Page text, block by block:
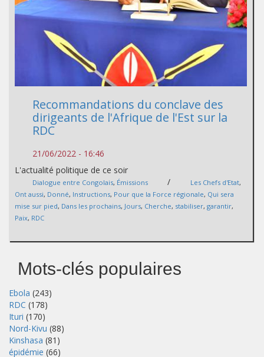
Recommandations du conclave des
dirigeants de l'Afrique de l'Est sur la
RDC
21/06/2022 - 16:46
L'actualité politique de ce soir
Dialogue entre Congolais, Émissions / Les Chefs d'Etat,
Ont aussi, Donné, Instructions, Pour que la Force régionale, Qui sera
mise sur pied, Dans les prochains, Jours, Cherche, stabiliser, garantir,
Paix, RDC
Mots-clés populaires
Ebola (243)
RDC (178)
Ituri (170)
Nord-Kivu (88)
Kinshasa (81)
épidémie (66)